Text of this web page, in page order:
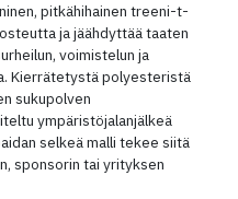
pitkähihainen treeni-t-
ja jäähdyttää taaten
voimistelun ja
Kierrätetystä polyesteristä
sukupolven
ympäristöjalanjälkeä
selkeä malli tekee siitä
sponsorin tai yrityksen